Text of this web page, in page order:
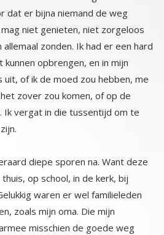
diepe sporen na. Want deze
thuis, op school, in de kerk, bij
waren er wel familieleden
zoals mijn oma. Die mijn
misschien de goede weg
om missiezuster te worden
het echt niet zo’n goede keuze
Zij bood het lichtere luchtige